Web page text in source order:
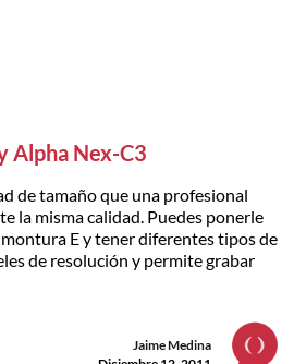
Alpha Nex-C3
de tamaño que una profesional
la misma calidad. Puedes ponerle
E y tener diferentes tipos de
de resolución y permite grabar
Jaime Medina